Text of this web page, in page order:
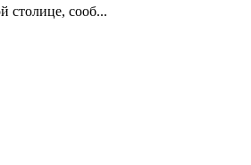
столице, сооб...